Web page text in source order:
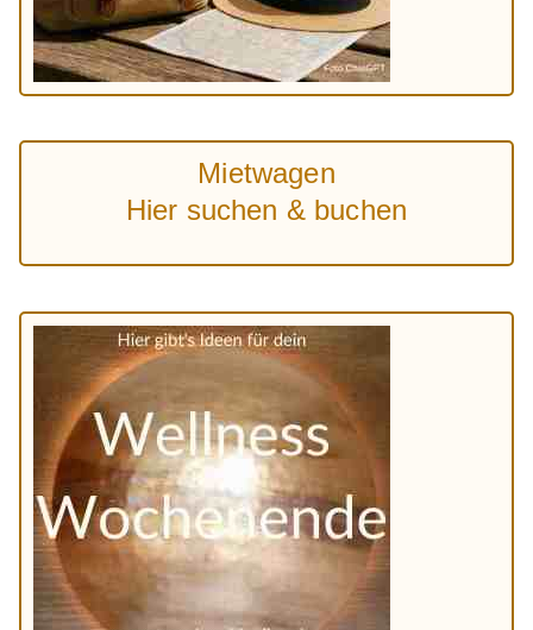
Mietwagen
Hier suchen & buchen